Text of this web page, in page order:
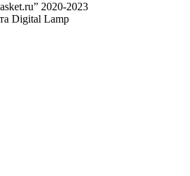
2020-2023
Digital Lamp